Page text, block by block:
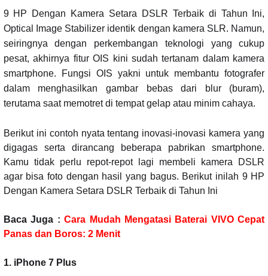
9 HP Dengan Kamera Setara DSLR Terbaik di Tahun Ini,
Optical Image Stabilizer identik dengan kamera SLR. Namun,
seiringnya dengan perkembangan teknologi yang cukup
pesat, akhirnya fitur OIS kini sudah tertanam dalam kamera
smartphone. Fungsi OIS yakni untuk membantu fotografer
dalam menghasilkan gambar bebas dari blur (buram),
terutama saat memotret di tempat gelap atau minim cahaya.
Berikut ini contoh nyata tentang inovasi-inovasi kamera yang
digagas serta dirancang beberapa pabrikan smartphone.
Kamu tidak perlu repot-repot lagi membeli kamera DSLR
agar bisa foto dengan hasil yang bagus. Berikut inilah 9 HP
Dengan Kamera Setara DSLR Terbaik di Tahun Ini
Baca Juga :Cara Mudah Mengatasi Baterai VIVO Cepat
Panas dan Boros: 2 Menit
1. iPhone 7 Plus